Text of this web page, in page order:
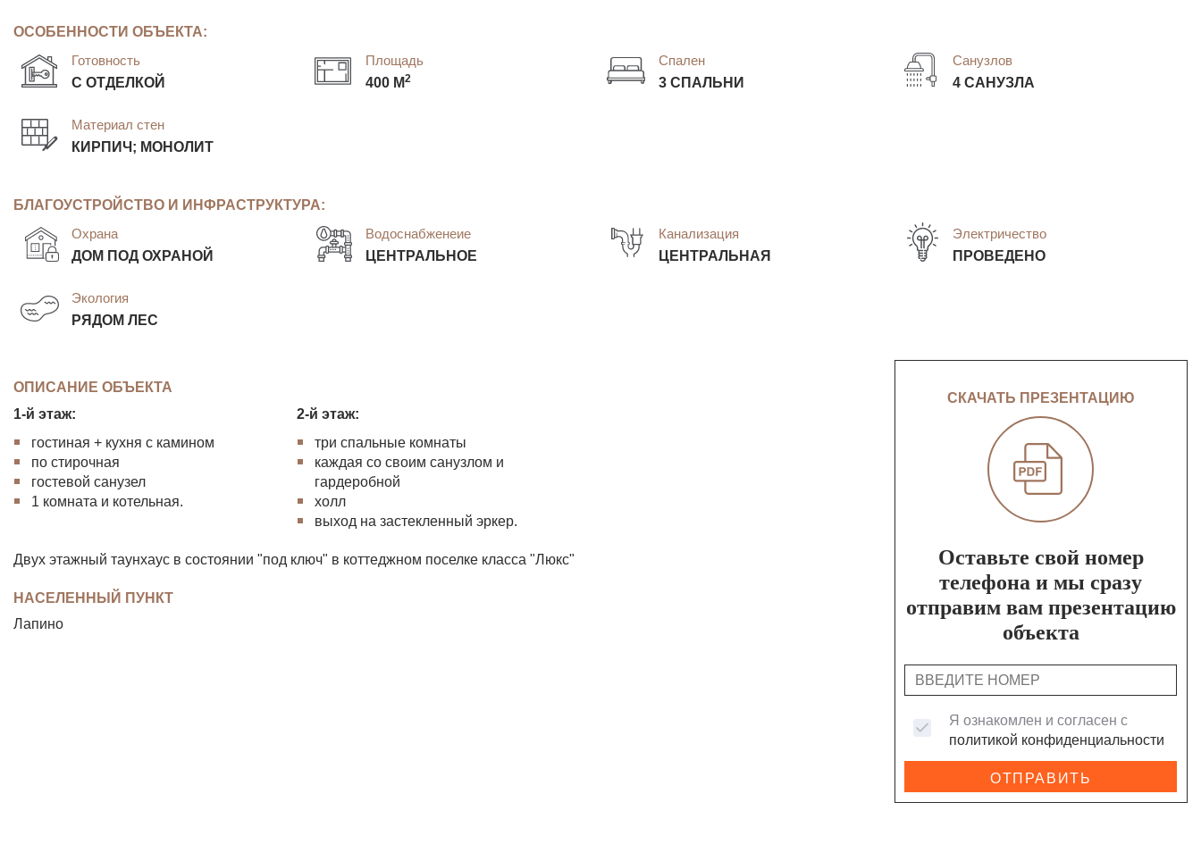
ОСОБЕННОСТИ ОБЪЕКТА:
Готовность
С ОТДЕЛКОЙ
Площадь
400 М2
Спален
3 СПАЛЬНИ
Санузлов
4 САНУЗЛА
Материал стен
КИРПИЧ; МОНОЛИТ
БЛАГОУСТРОЙСТВО И ИНФРАСТРУКТУРА:
Охрана
ДОМ ПОД ОХРАНОЙ
Водоснабженеие
ЦЕНТРАЛЬНОЕ
Канализация
ЦЕНТРАЛЬНАЯ
Электричество
ПРОВЕДЕНО
Экология
РЯДОМ ЛЕС
ОПИСАНИЕ ОБЪЕКТА
1-й этаж:
гостиная + кухня с камином
по стирочная
гостевой санузел
1 комната и котельная.
2-й этаж:
три спальные комнаты
каждая со своим санузлом и
гардеробной
холл
выход на застекленный эркер.
Двух этажный таунхаус в состоянии "под ключ" в коттеджном поселке класса "Люкс"
НАСЕЛЕННЫЙ ПУНКТ
Лапино
СКАЧАТЬ ПРЕЗЕНТАЦИЮ
Оставьте свой номер
телефона и мы сразу
отправим вам презентацию
объекта
Я ознакомлен и согласен с
политикой конфиденциальности
ОТПРАВИТЬ